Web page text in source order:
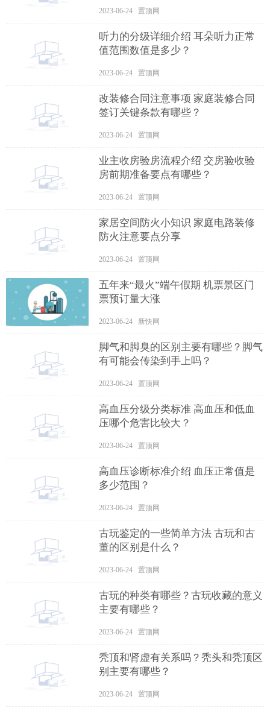
2023-06-24 置顶网
听力的分级详细介绍 耳朵听力正常
值范围数值是多少？
2023-06-24 置顶网
改装修合同注意事项 家庭装修合同
签订关键条款有哪些？
2023-06-24 置顶网
业主收房验房流程介绍 交房验收验
房前期准备要点有哪些？
2023-06-24 置顶网
家居空间防火小知识 家庭电路装修
防火注意要点分享
2023-06-24 置顶网
五年来“最火”端午假期 机票景区门
票预订量大涨
2023-06-24 新快网
脚气和脚臭的区别主要有哪些？脚气
有可能会传染到手上吗？
2023-06-24 置顶网
高血压分级分类标准 高血压和低血
压哪个危害比较大？
2023-06-24 置顶网
高血压诊断标准介绍 血压正常值是
多少范围？
2023-06-24 置顶网
古玩鉴定的一些简单方法 古玩和古
董的区别是什么？
2023-06-24 置顶网
古玩的种类有哪些？古玩收藏的意义
主要有哪些？
2023-06-24 置顶网
秃顶和肾虚有关系吗？秃头和秃顶区
别主要有哪些？
2023-06-24 置顶网